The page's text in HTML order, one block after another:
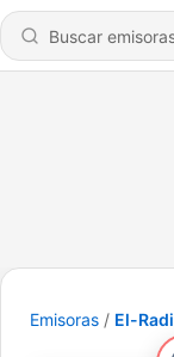
Emisoras